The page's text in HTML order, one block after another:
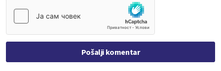
Pošalji komentar